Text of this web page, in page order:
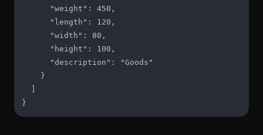
      "weight": 450,
      "length": 120,
      "width": 80,
      "height": 100,
      "description": "Goods"
    }
}